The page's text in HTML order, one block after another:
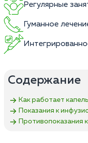
Регулярные
Гуманное
Содержание
Как работает
Показания к
Противопоказания